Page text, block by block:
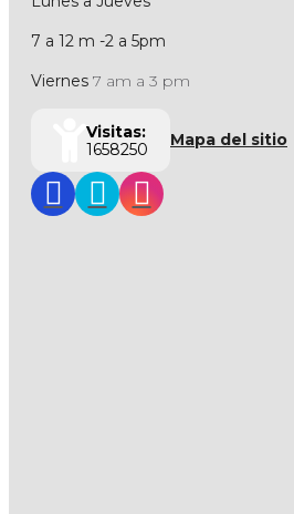
7 a 12 m -2 a 5pm
Viernes 7 am a 3 pm
Visitas:
1658250
Mapa del sitio